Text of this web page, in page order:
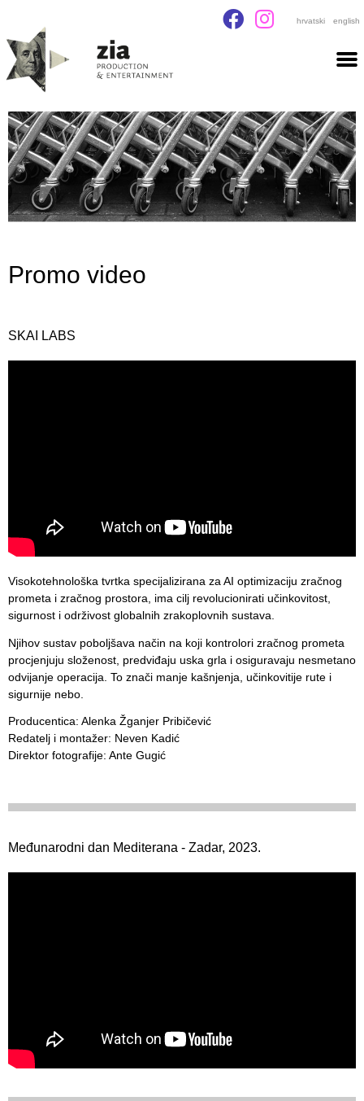
hrvatski english
Promo video
SKAI LABS
Visokotehnološka tvrtka specijalizirana za AI optimizaciju zračnog
prometa i zračnog prostora, ima cilj revolucionirati učinkovitost,
sigurnost i održivost globalnih zrakoplovnih sustava.
Njihov sustav poboljšava način na koji kontrolori zračnog prometa
procjenjuju složenost, predviđaju uska grla i osiguravaju nesmetano
odvijanje operacija. To znači manje kašnjenja, učinkovitije rute i
sigurnije nebo.
Producentica: Alenka Žganjer Pribičević
Redatelj i montažer: Neven Kadić
Direktor fotografije: Ante Gugić
Međunarodni dan Mediterana - Zadar, 2023.